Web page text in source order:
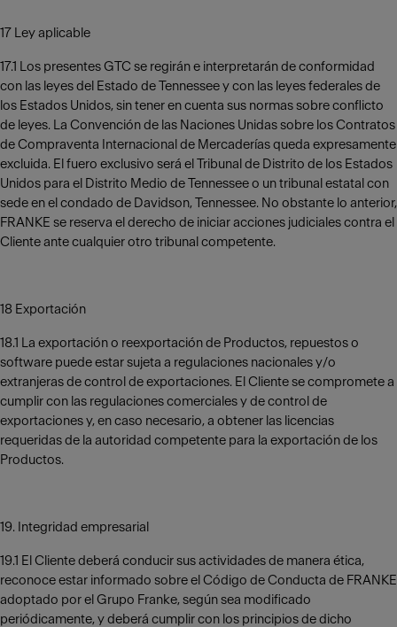
17 Ley aplicable
17.1 Los presentes GTC se regirán e interpretarán de conformidad
con las leyes del Estado de Tennessee y con las leyes federales de
los Estados Unidos, sin tener en cuenta sus normas sobre conflicto
de leyes. La Convención de las Naciones Unidas sobre los Contratos
de Compraventa Internacional de Mercaderías queda expresamente
excluida. El fuero exclusivo será el Tribunal de Distrito de los Estados
Unidos para el Distrito Medio de Tennessee o un tribunal estatal con
sede en el condado de Davidson, Tennessee. No obstante lo anterior,
FRANKE se reserva el derecho de iniciar acciones judiciales contra el
Cliente ante cualquier otro tribunal competente.
18 Exportación
18.1 La exportación o reexportación de Productos, repuestos o
software puede estar sujeta a regulaciones nacionales y/o
extranjeras de control de exportaciones. El Cliente se compromete a
cumplir con las regulaciones comerciales y de control de
exportaciones y, en caso necesario, a obtener las licencias
requeridas de la autoridad competente para la exportación de los
Productos.
19. Integridad empresarial
19.1 El Cliente deberá conducir sus actividades de manera ética,
reconoce estar informado sobre el Código de Conducta de FRANKE
adoptado por el Grupo Franke, según sea modificado
periódicamente, y deberá cumplir con los principios de dicho